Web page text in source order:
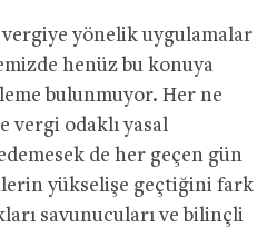
vergiye yönelik uygulamalar
henüz bu konuya
bulunmuyor. Her ne
vergi odaklı yasal
de her geçen gün
yükselişe geçtiğini fark
savunucuları ve bilinçli